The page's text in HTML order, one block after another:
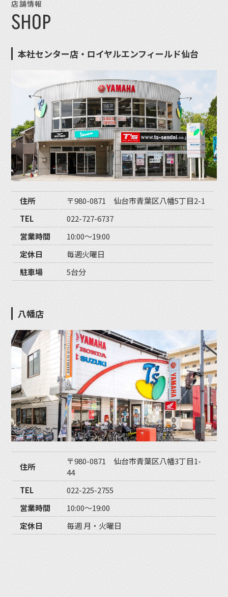
店舗情報
SHOP
本社センター店・ロイヤルエンフィールド仙台
住所
〒980-0871 仙台市青葉区八幡5丁目2-1
TEL
022-727-6737
営業時間
10:00〜19:00
定休日
毎週火曜日
駐車場
5台分
八幡店
住所
〒980-0871 仙台市青葉区八幡3丁目1-
44
TEL
022-225-2755
営業時間
10:00〜19:00
定休日
毎週 月・火曜日